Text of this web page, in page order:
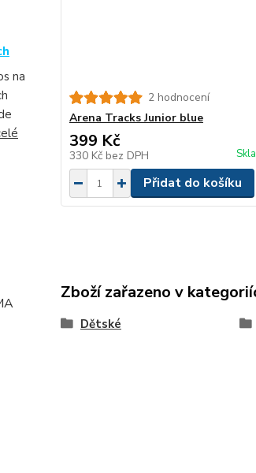
na
2 hodnocení
Arena Tracks Junior blue
399 Kč
330 Kč bez DPH
Přidat do košíku
Zboží zařazeno v
Dětské